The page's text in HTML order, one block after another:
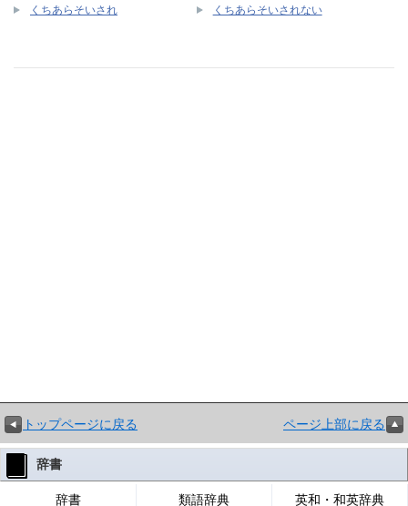
くちあらそいされ くちあらそいされない
トップページに戻る ページ上部に戻る
辞書
辞書 類語辞典 英和・和英辞典